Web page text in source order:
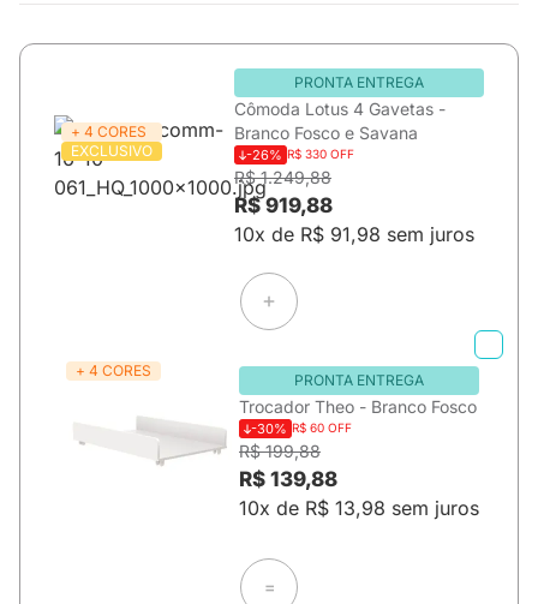
+ 4 CORES
EXCLUSIVO
PRONTA ENTREGA
Cômoda Lotus 4 Gavetas -
Branco Fosco e Savana
-26% R$ 330 OFF
R$ 1.249,88
R$ 919,88
10x de R$ 91,98 sem juros
+ 4 CORES
PRONTA ENTREGA
Trocador Theo - Branco Fosco
-30% R$ 60 OFF
R$ 199,88
R$ 139,88
10x de R$ 13,98 sem juros
=